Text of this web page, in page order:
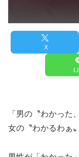
X
「男の〝わかった
女の〝わかるわぁ